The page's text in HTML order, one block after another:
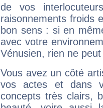
de vos
raisonnements froids
bon sens : si en
avec votre
Vénusien, rien ne
Vous avez un côté
vos actes et dans
concepts très clairs,